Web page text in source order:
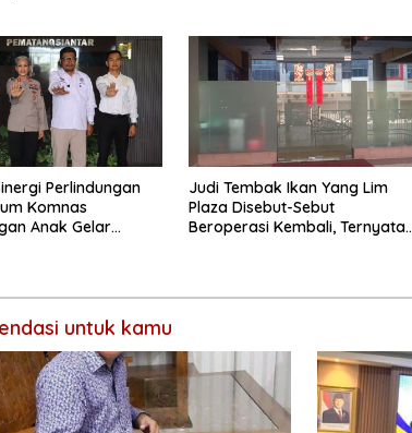
Perlindungan
Komnas
Anak Gelar
Judi Tembak Ikan Yang Lim
Plaza Disebut-Sebut
Beroperasi Kembali, Ternyata
untuk kamu